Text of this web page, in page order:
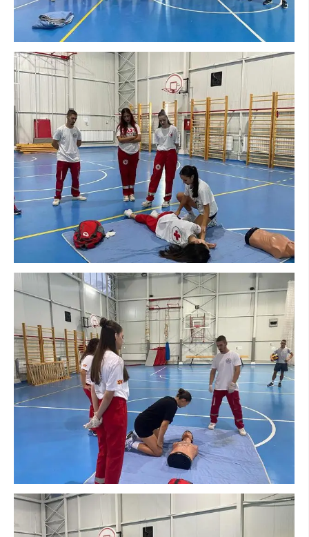
ДОГОВОРИ
ФОРМУЛАРИ ЗА БАРАЊА
ЗДРАВСТВЕНО ПРЕВЕНТИВНА ДЕЈНОСТ
ПРВА ПОМОШ
КРВОДАРИТЕЛСТВО
ИНФОРМАЦИИ ЗА БОЛЕСТИ
УСЛУГИ
ЗА НАС
ДЕЈСТВУВАЊЕ
ПРИРАЧНИЦИ
СТРАТЕГИИ
ЕДУКАТИВНО ИНФОРМАТИВНИ МАТЕРИЈАЛИ
БРОШУРИ